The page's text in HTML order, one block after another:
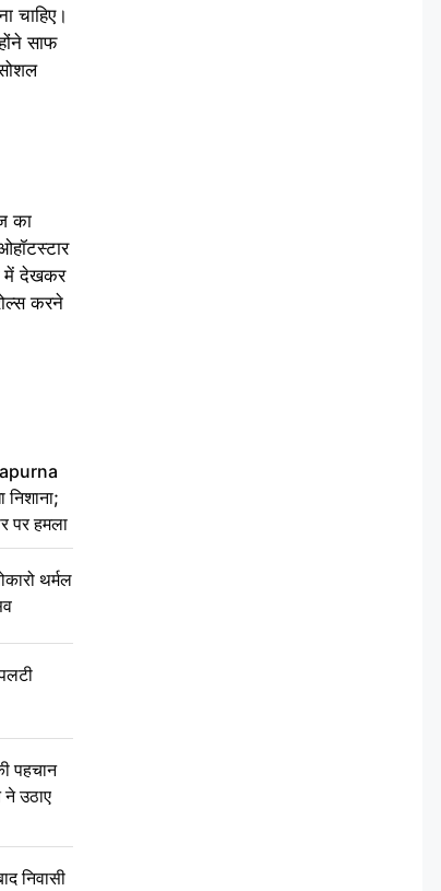
चाहिए।
साफ
का
में देखकर
करने
पर हमला
थर्मल
पहचान
ने उठाए
निवासी